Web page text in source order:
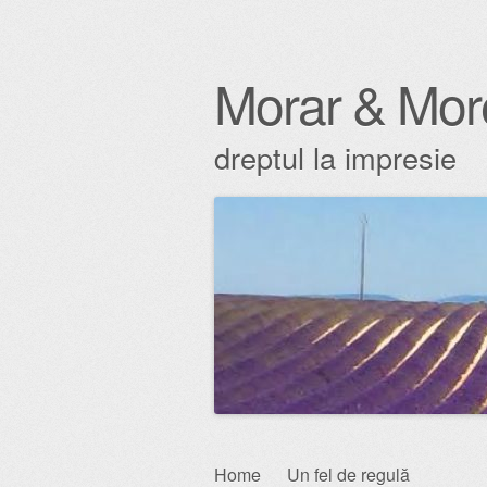
Morar &
dreptul la impresie
Skip
Home Un fel de regulă